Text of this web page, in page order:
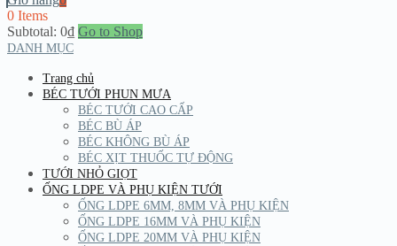
0 Items
Subtotal: 0₫ Go to Shop
DANH MỤC
Trang chủ
BÉC TƯỚI PHUN MƯA
BÉC TƯỚI CAO CẤP
BÉC BÙ ÁP
BÉC KHÔNG BÙ ÁP
BÉC XỊT THUỐC TỰ ĐỘNG
TƯỚI NHỎ GIỌT
ỐNG LDPE VÀ PHỤ KIỆN TƯỚI
ỐNG LDPE 6MM, 8MM VÀ PHỤ KIỆN
ỐNG LDPE 16MM VÀ PHỤ KIỆN
ỐNG LDPE 20MM VÀ PHỤ KIỆN